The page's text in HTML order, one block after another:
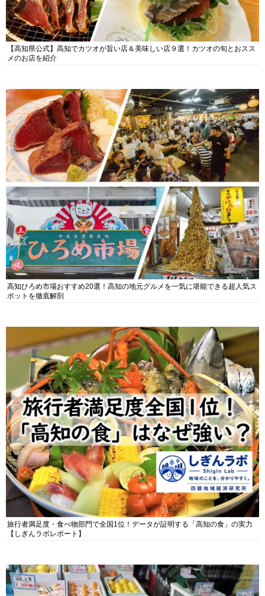
【高知県公式】高知でカツオが旨い店＆美味しい店９選！カツオの旬とおスス
メのお店を紹介
高知ひろめ市場おすすめ20選！高知の地元グルメを一気に堪能できる超人気ス
ポットを徹底解剖
旅行者満足度・食べ物部門で全国1位！データが証明する「高知の食」の実力
【しぎんラボレポート】